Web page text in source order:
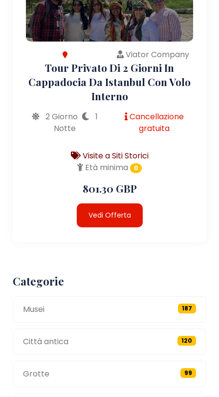
Viator Company
Tour Privato Di 2 Giorni In
Cappadocia Da Istanbul Con Volo
Interno
2 Giorno
1
Notte
Cancellazione
gratuita
Visite a Siti Storici
Età minima
0
801.30 GBP
Vedi Offerta
Categorie
Musei 187
Città antica 120
Grotte 99